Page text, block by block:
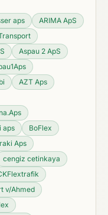
aps
ARIMA ApS
Aspau 2 ApS
AZT Aps
aps
BoFlex
Aps
cengiz cetinkaya
v/Ahmed